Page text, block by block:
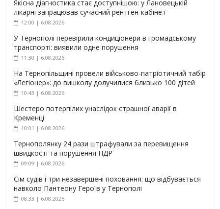
Якісна діагностика стає доступнішою: у Лановецькій
лікарні запрацював сучасний рентген-кабінет
12:00 | 6.08.2026
У Тернополі перевірили кондиціонери в громадському
транспорті: виявили одне порушення
11:30 | 6.08.2026
На Тернопільщині провели військово-патріотичний табір
«Легіонер»: до вишколу долучилися близько 100 дітей
10:43 | 6.08.2026
Шестеро потерпілих унаслідок страшної аварії в
Кременці
10:01 | 6.08.2026
Тернополянку 24 рази штрафували за перевищення
швидкості та порушення ПДР
09:09 | 6.08.2026
Сім судів і три незавершені поховання: що відбувається
навколо Пантеону Героїв у Тернополі
08:33 | 6.08.2026